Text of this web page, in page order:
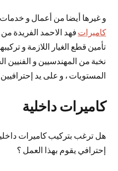
و غيرها أيضا من أعمال و
كاميرات فهد الاحمد الفريدة
تأمين قطع الغيار اللازمة و
نخبة من المهندسيين و الفنيين
المستويات ، و على يد
كاميرات داخلية
هل ترغب بتركيب كاميرات
إحترافي يقوم بهذا العمل ؟